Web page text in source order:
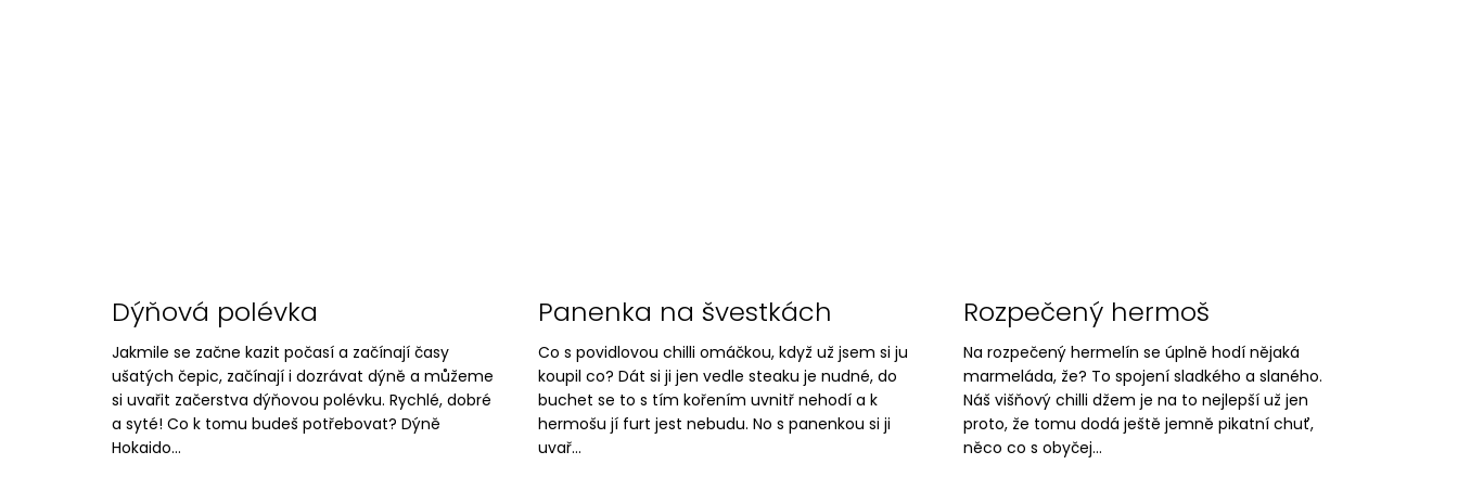
Dýňová polévka
Jakmile se začne kazit počasí a začínají časy
ušatých čepic, začínají i dozrávat dýně a můžeme
si uvařit začerstva dýňovou polévku. Rychlé, dobré
a syté! Co k tomu budeš potřebovat? Dýně
Hokaido...
Panenka na švestkách
Co s povidlovou chilli omáčkou, když už jsem si ju
koupil co? Dát si ji jen vedle steaku je nudné, do
buchet se to s tím kořením uvnitř nehodí a k
hermošu jí furt jest nebudu. No s panenkou si ji
uvař...
Rozpečený hermoš
Na rozpečený hermelín se úplně hodí nějaká
marmeláda, že? To spojení sladkého a slaného.
Náš višňový chilli džem je na to nejlepší už jen
proto, že tomu dodá ještě jemně pikatní chuť,
něco co s obyčej...